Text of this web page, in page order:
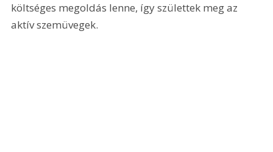
költséges megoldás lenne, így születtek meg az
aktív szemüvegek.